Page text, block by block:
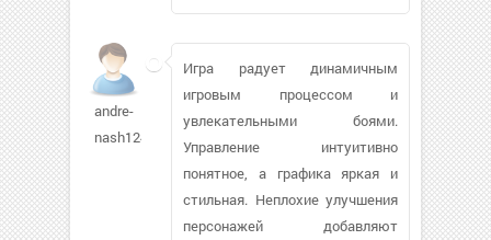
andre-
nash124
Игра радует динамичным
игровым процессом и
увлекательными боями.
Управление интуитивно
понятное, а графика яркая и
стильная. Неплохие улучшения
персонажей добавляют